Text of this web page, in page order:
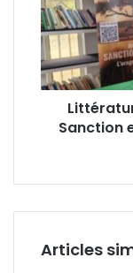
présente
«
Sanction
et
Peine
L'orage
»
Sanction
Articles